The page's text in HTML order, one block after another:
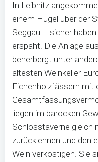
In Leibnitz
einem Hügel über der
Seggau – sicher
erspäht. Die Anlage
beherbergt unter
ältesten Weinkeller
Eichenholzfässern mit
liegen im barocken
Schlosstaverne gleich
zurücklehnen und den
Wein verköstigen. Sie